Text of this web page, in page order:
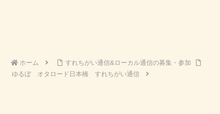
ホーム
すれちがい通信&ローカル通信の募集・参加
ゆるぼ オタロード日本橋 すれちがい通信